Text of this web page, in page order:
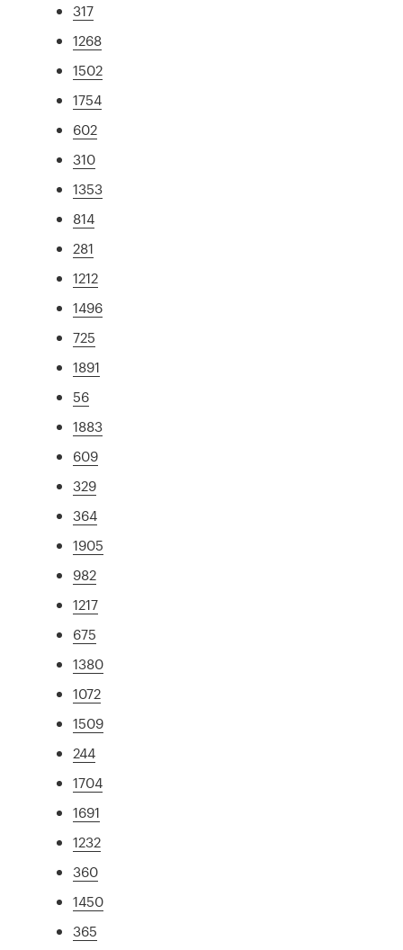
317
1268
1502
1754
602
310
1353
814
281
1212
1496
725
1891
56
1883
609
329
364
1905
982
1217
675
1380
1072
1509
244
1704
1691
1232
360
1450
365